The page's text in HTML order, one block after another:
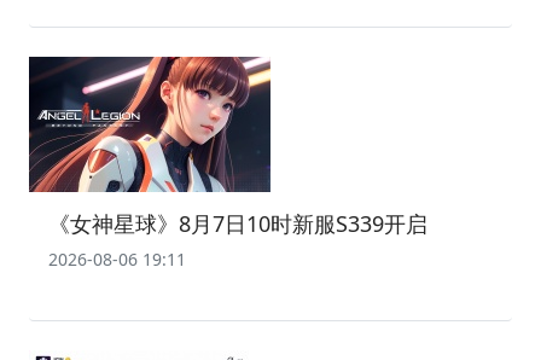
《女神星球》8月7日10时新服S339开启
2026-08-06 19:11